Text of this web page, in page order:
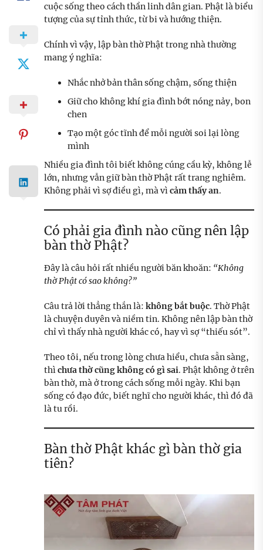
cuộc sống theo cách thần linh dân gian. Phật là biểu
tượng của sự tỉnh thức, từ bi và hướng thiện.
Chính vì vậy, lập bàn thờ Phật trong nhà thường
mang ý nghĩa:
Nhắc nhở bản thân sống chậm, sống thiện
Giữ cho không khí gia đình bớt nóng nảy, bon
chen
Tạo một góc tĩnh để mỗi người soi lại lòng
mình
Nhiều gia đình tôi biết không cúng cầu kỳ, không lễ
lớn, nhưng vẫn giữ bàn thờ Phật rất trang nghiêm.
Không phải vì sợ điều gì, mà vìcảm thấy an.
Có phải gia đình nào cũng nên lập
bàn thờ Phật?
Đây là câu hỏi rất nhiều người băn khoăn: “Không
thờ Phật có sao không?”
Câu trả lời thẳng thắn là: không bắt buộc. Thờ Phật
là chuyện duyên và niềm tin. Không nên lập bàn thờ
chỉ vì thấy nhà người khác có, hay vì sợ “thiếu sót”.
Theo tôi, nếu trong lòng chưa hiểu, chưa sẵn sàng,
thìchưa thờ cũng không có gì sai. Phật không ở trên
bàn thờ, mà ở trong cách sống mỗi ngày. Khi bạn
sống có đạo đức, biết nghĩ cho người khác, thì đó đã
là tu rồi.
Bàn thờ Phật khác gì bàn thờ gia
tiên?